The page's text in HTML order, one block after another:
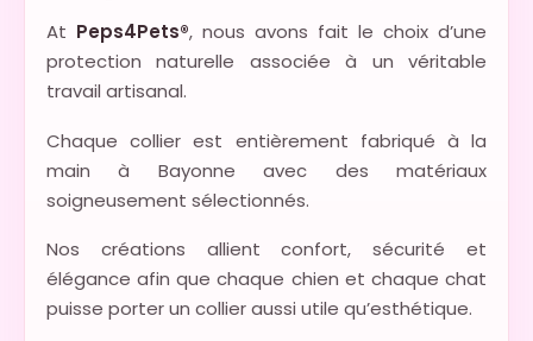
At Peps4Pets®, nous avons fait le choix d’une
protection naturelle associée à un véritable
travail artisanal.
Chaque collier est entièrement fabriqué à la
main à Bayonne avec des matériaux
soigneusement sélectionnés.
Nos créations allient confort, sécurité et
élégance afin que chaque chien et chaque chat
puisse porter un collier aussi utile qu’esthétique.